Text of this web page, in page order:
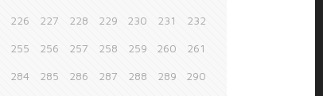
226 227 228 229 230 231 232
255 256 257 258 259 260 261
284 285 286 287 288 289 290